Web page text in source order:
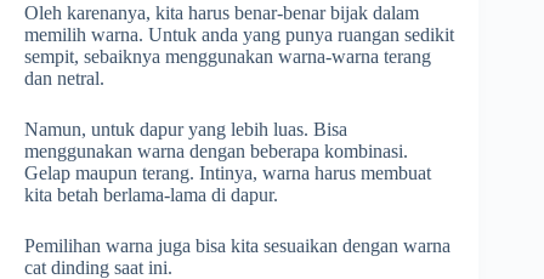
Oleh karenanya, kita harus benar-benar bijak dalam
memilih warna. Untuk anda yang punya ruangan sedikit
sempit, sebaiknya menggunakan warna-warna terang
dan netral.
Namun, untuk dapur yang lebih luas. Bisa
menggunakan warna dengan beberapa kombinasi.
Gelap maupun terang. Intinya, warna harus membuat
kita betah berlama-lama di dapur.
Pemilihan warna juga bisa kita sesuaikan dengan warna
cat dinding saat ini.